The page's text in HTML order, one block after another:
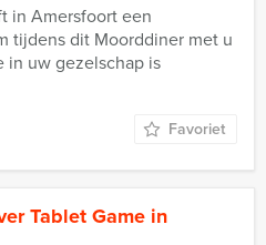
in Amersfoort een
tijdens dit Moorddiner met u
in uw gezelschap is
Favoriet
Tablet Game in